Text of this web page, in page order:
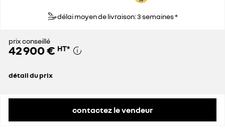
délai moyen de livraison: 3 semaines *
prix conseillé
42 900 € HT*
détail du prix
contactez le vendeur